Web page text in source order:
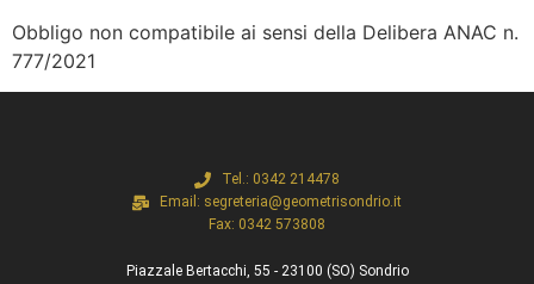
Obbligo non compatibile ai sensi della Delibera ANAC n.
777/2021
Tel.: 0342 214478
Email: segreteria@geometrisondrio.it
Fax: 0342 573808
Piazzale Bertacchi, 55 - 23100 (SO) Sondrio